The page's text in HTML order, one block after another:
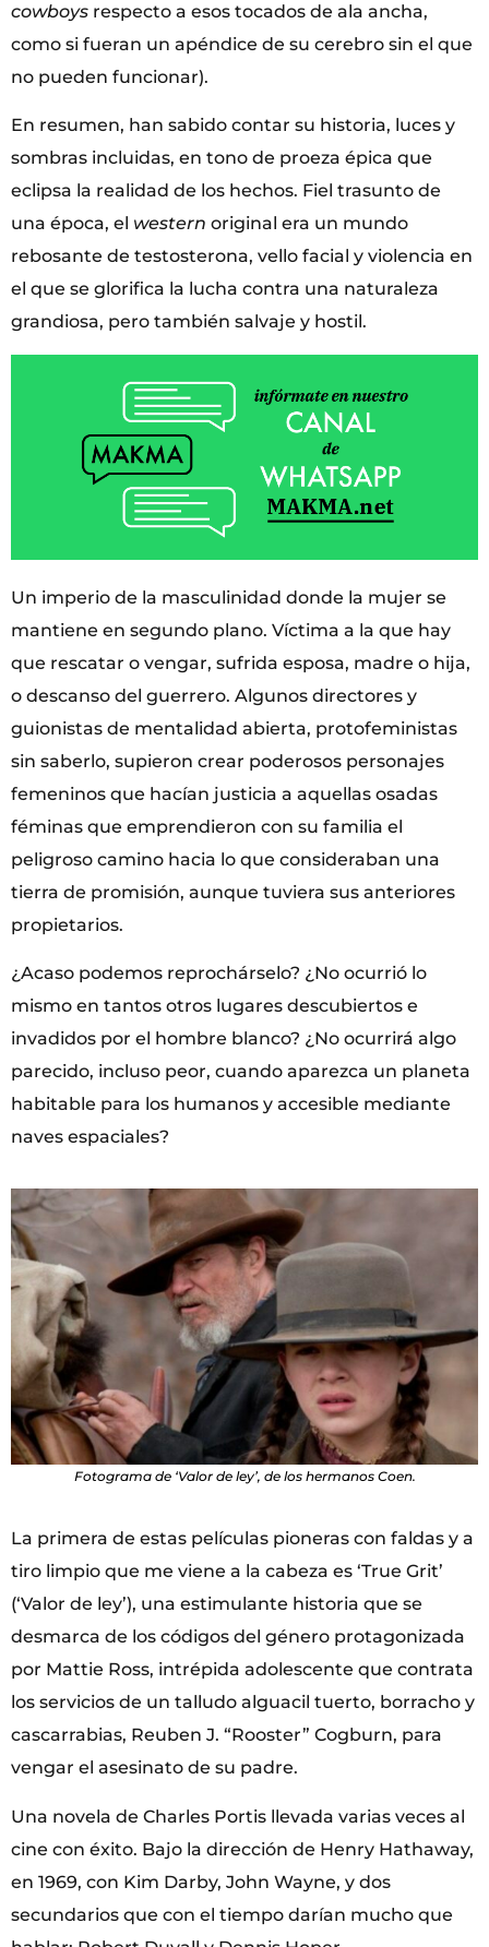
cowboys respecto a esos tocados de ala ancha,
como si fueran un apéndice de su cerebro sin el que
no pueden funcionar).
En resumen, han sabido contar su historia, luces y
sombras incluidas, en tono de proeza épica que
eclipsa la realidad de los hechos. Fiel trasunto de
una época, el western original era un mundo
rebosante de testosterona, vello facial y violencia en
el que se glorifica la lucha contra una naturaleza
grandiosa, pero también salvaje y hostil.
Un imperio de la masculinidad donde la mujer se
mantiene en segundo plano. Víctima a la que hay
que rescatar o vengar, sufrida esposa, madre o hija,
o descanso del guerrero. Algunos directores y
guionistas de mentalidad abierta, protofeministas
sin saberlo, supieron crear poderosos personajes
femeninos que hacían justicia a aquellas osadas
féminas que emprendieron con su familia el
peligroso camino hacia lo que consideraban una
tierra de promisión, aunque tuviera sus anteriores
propietarios.
¿Acaso podemos reprochárselo? ¿No ocurrió lo
mismo en tantos otros lugares descubiertos e
invadidos por el hombre blanco? ¿No ocurrirá algo
parecido, incluso peor, cuando aparezca un planeta
habitable para los humanos y accesible mediante
naves espaciales?
Fotograma de ‘Valor de ley’, de los hermanos Coen.
La primera de estas películas pioneras con faldas y a
tiro limpio que me viene a la cabeza es ‘True Grit’
(‘Valor de ley’), una estimulante historia que se
desmarca de los códigos del género protagonizada
por Mattie Ross, intrépida adolescente que contrata
los servicios de un talludo alguacil tuerto, borracho y
cascarrabias, Reuben J. “Rooster” Cogburn, para
vengar el asesinato de su padre.
Una novela de Charles Portis llevada varias veces al
cine con éxito. Bajo la dirección de Henry Hathaway,
en 1969, con Kim Darby, John Wayne, y dos
secundarios que con el tiempo darían mucho que